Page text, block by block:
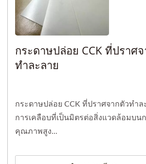
กระดาษปล่อย CCK ที่ปราศ
ทำละลาย
กระดาษปล่อย CCK ที่ปราศจากตัวทำล
การเคลือบที่เป็นมิตรต่อสิ่งแวดล้อมบน
คุณภาพสูง...